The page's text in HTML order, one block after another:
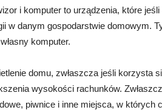
i komputer to urządzenia, które
w danym gospodarstwie domowym.
komputer.
domu, zwłaszcza jeśli korzysta
wysokości rachunków.
piwnice i inne miejsca, w których